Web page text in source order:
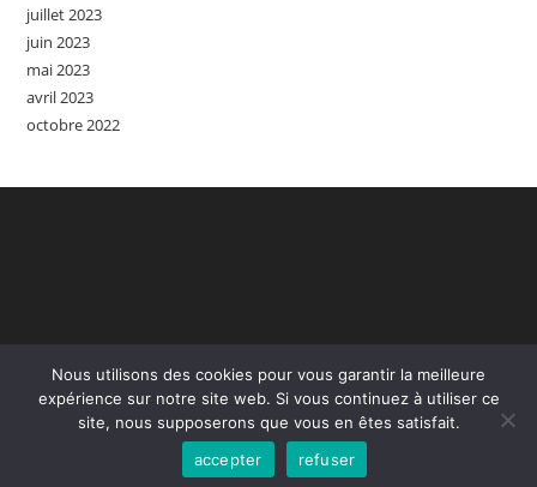
juillet 2023
juin 2023
mai 2023
avril 2023
octobre 2022
Accueil Contact Mention Légales
Copyright - WordPress Theme by OceanWP
Nous utilisons des cookies pour vous garantir la meilleure
expérience sur notre site web. Si vous continuez à utiliser ce
site, nous supposerons que vous en êtes satisfait.
accepter
refuser